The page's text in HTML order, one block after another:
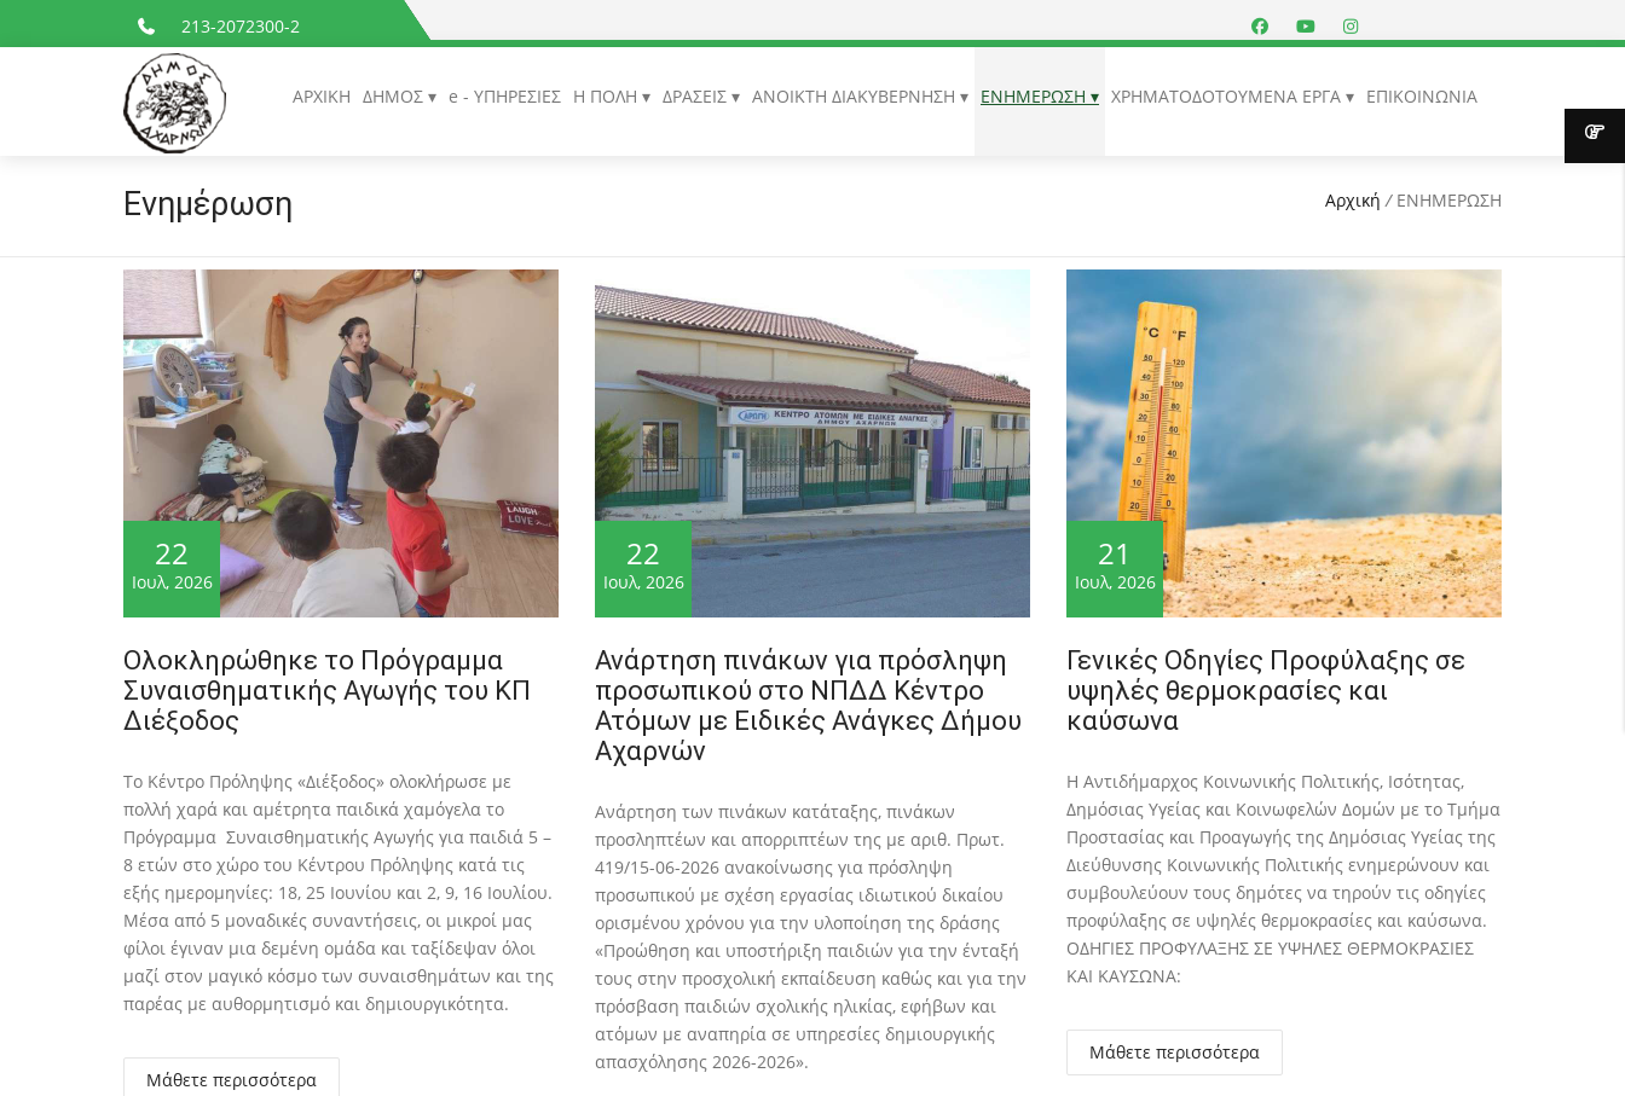
213-2072300-2
ΑΡΧΙΚΗ ΔΗΜΟΣ e - ΥΠΗΡΕΣΙΕΣ Η ΠΟΛΗ ΔΡΑΣΕΙΣ ΑΝΟΙΚΤΗ ΔΙΑΚΥΒΕΡΝΗΣΗ ΕΝΗΜΕΡΩΣΗ ΧΡΗΜΑΤΟΔΟΤΟΥΜΕΝΑ ΕΡΓΑ ΕΠΙΚΟΙΝΩΝΙΑ
Ενημέρωση Αρχική / ΕΝΗΜΕΡΩΣΗ
22
Ιουλ, 2026
Ολοκληρώθηκε το Πρόγραμμα
Συναισθηματικής Αγωγής του ΚΠ
Διέξοδος
To Κέντρο Πρόληψης «Διέξοδος» ολοκλήρωσε με
πολλή χαρά και αμέτρητα παιδικά χαμόγελα το
Πρόγραμμα Συναισθηματικής Αγωγής για παιδιά 5 –
8 ετών στο χώρο του Κέντρου Πρόληψης κατά τις
εξής ημερομηνίες: 18, 25 Ιουνίου και 2, 9, 16 Ιουλίου.
Μέσα από 5 μοναδικές συναντήσεις, οι μικροί μας
φίλοι έγιναν μια δεμένη ομάδα και ταξίδεψαν όλοι
μαζί στον μαγικό κόσμο των συναισθημάτων και της
παρέας με αυθορμητισμό και δημιουργικότητα.
Μάθετε περισσότερα
22
Ιουλ, 2026
Ανάρτηση πινάκων για πρόσληψη
προσωπικού στο ΝΠΔΔ Κέντρο
Ατόμων με Ειδικές Ανάγκες Δήμου
Αχαρνών
Ανάρτηση των πινάκων κατάταξης, πινάκων
προσληπτέων και απορριπτέων της με αριθ. Πρωτ.
419/15-06-2026 ανακοίνωσης για πρόσληψη
προσωπικού με σχέση εργασίας ιδιωτικού δικαίου
ορισμένου χρόνου για την υλοποίηση της δράσης
«Προώθηση και υποστήριξη παιδιών για την ένταξή
τους στην προσχολική εκπαίδευση καθώς και για την
πρόσβαση παιδιών σχολικής ηλικίας, εφήβων και
ατόμων με αναπηρία σε υπηρεσίες δημιουργικής
απασχόλησης 2026-2026».
21
Ιουλ, 2026
Γενικές Οδηγίες Προφύλαξης σε
υψηλές θερμοκρασίες και
καύσωνα
Η Αντιδήμαρχος Κοινωνικής Πολιτικής, Ισότητας,
Δημόσιας Υγείας και Κοινωφελών Δομών με το Τμήμα
Προστασίας και Προαγωγής της Δημόσιας Υγείας της
Διεύθυνσης Κοινωνικής Πολιτικής ενημερώνουν και
συμβουλεύουν τους δημότες να τηρούν τις οδηγίες
προφύλαξης σε υψηλές θερμοκρασίες και καύσωνα.
ΟΔΗΓΙΕΣ ΠΡΟΦΥΛΑΞΗΣ ΣΕ ΥΨΗΛΕΣ ΘΕΡΜΟΚΡΑΣΙΕΣ
ΚΑΙ ΚΑΥΣΩΝΑ:
Μάθετε περισσότερα